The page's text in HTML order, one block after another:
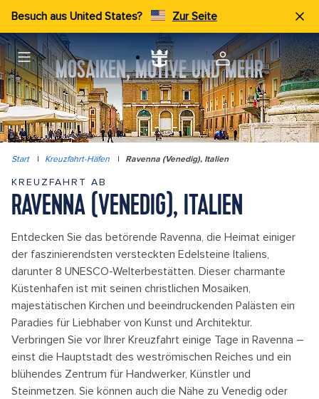
Besuch aus United States? Zur Seite
MOSAIKEN, MOTIVE UND MEHR
Start | Kreuzfahrt-Häfen | Ravenna (Venedig), Italien
KREUZFAHRT AB
RAVENNA (VENEDIG), ITALIEN
Entdecken Sie das betörende Ravenna, die Heimat einiger
der faszinierendsten versteckten Edelsteine Italiens,
darunter 8 UNESCO-Welterbestätten. Dieser charmante
Küstenhafen ist mit seinen christlichen Mosaiken,
majestätischen Kirchen und beeindruckenden Palästen ein
Paradies für Liebhaber von Kunst und Architektur.
Verbringen Sie vor Ihrer Kreuzfahrt einige Tage in Ravenna –
einst die Hauptstadt des weströmischen Reiches und ein
blühendes Zentrum für Handwerker, Künstler und
Steinmetzen. Sie können auch die Nähe zu Venedig oder